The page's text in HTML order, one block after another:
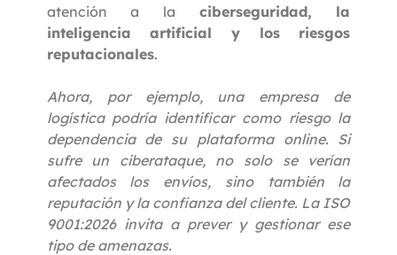
atención a la ciberseguridad, la
inteligencia artificial y los riesgos
reputacionales.
Ahora, por ejemplo, una empresa de
logística podría identificar como riesgo la
dependencia de su plataforma online. Si
sufre un ciberataque, no solo se verían
afectados los envíos, sino también la
reputación y la confianza del cliente. La ISO
9001:2026 invita a prever y gestionar ese
tipo de amenazas.